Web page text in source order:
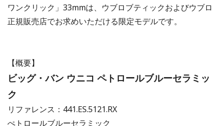
ワンクリック」33mmは、ウブロブティックおよびウブロ
正規販売店でお求めいただける限定モデルです。
【概要】
ビッグ・バン ウニコ ペトロールブルーセラミッ
ク
リファレンス：441.ES.5121.RX
ぺトロールブルーセラミック